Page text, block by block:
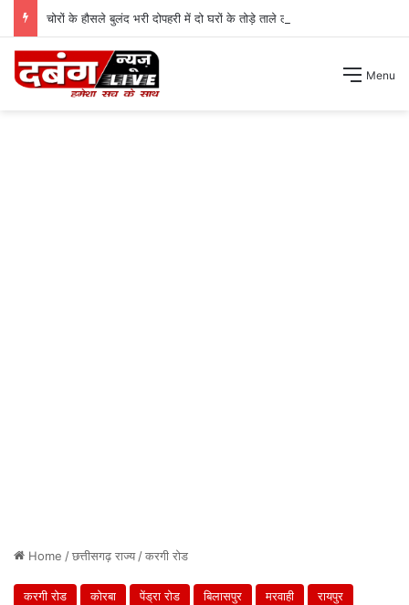
Menu
Home /छत्तीसगढ़ राज्य/करगी रोड
करगी रोड कोरबा पेंड्रा रोड बिलासपुर मरवाही रायपुर